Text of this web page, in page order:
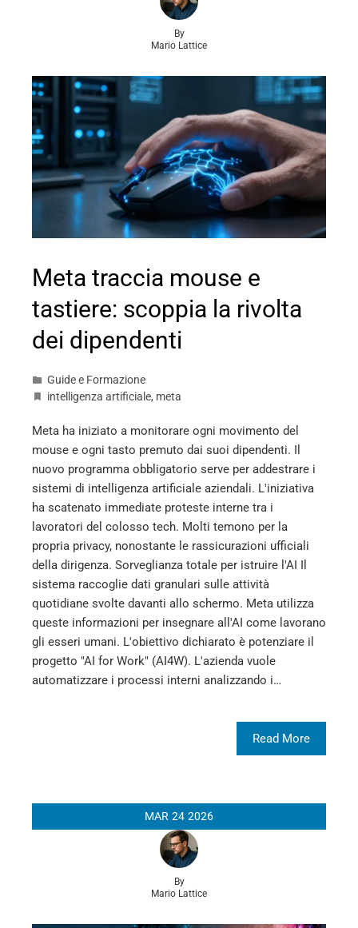
By
Mario Lattice
Meta traccia mouse e
tastiere: scoppia la rivolta
dei dipendenti
Guide e Formazione
intelligenza artificiale, meta
Meta ha iniziato a monitorare ogni movimento del
mouse e ogni tasto premuto dai suoi dipendenti. Il
nuovo programma obbligatorio serve per addestrare i
sistemi di intelligenza artificiale aziendali. L'iniziativa
ha scatenato immediate proteste interne tra i
lavoratori del colosso tech. Molti temono per la
propria privacy, nonostante le rassicurazioni ufficiali
della dirigenza. Sorveglianza totale per istruire l'AI Il
sistema raccoglie dati granulari sulle attività
quotidiane svolte davanti allo schermo. Meta utilizza
queste informazioni per insegnare all'AI come lavorano
gli esseri umani. L'obiettivo dichiarato è potenziare il
progetto "AI for Work" (AI4W). L'azienda vuole
automatizzare i processi interni analizzando i…
Read More
MAR 24 2026
By
Mario Lattice